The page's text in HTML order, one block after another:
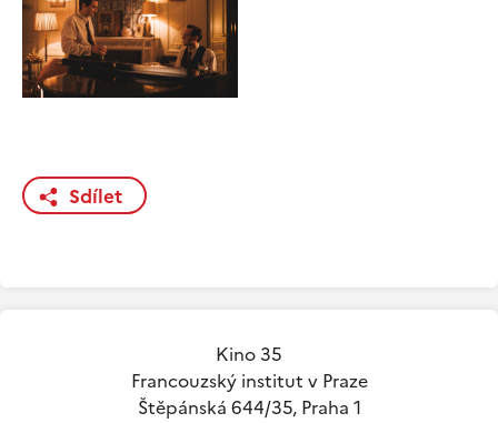
Sdílet
Kino 35
Francouzský institut v Praze
Štěpánská 644/35, Praha 1